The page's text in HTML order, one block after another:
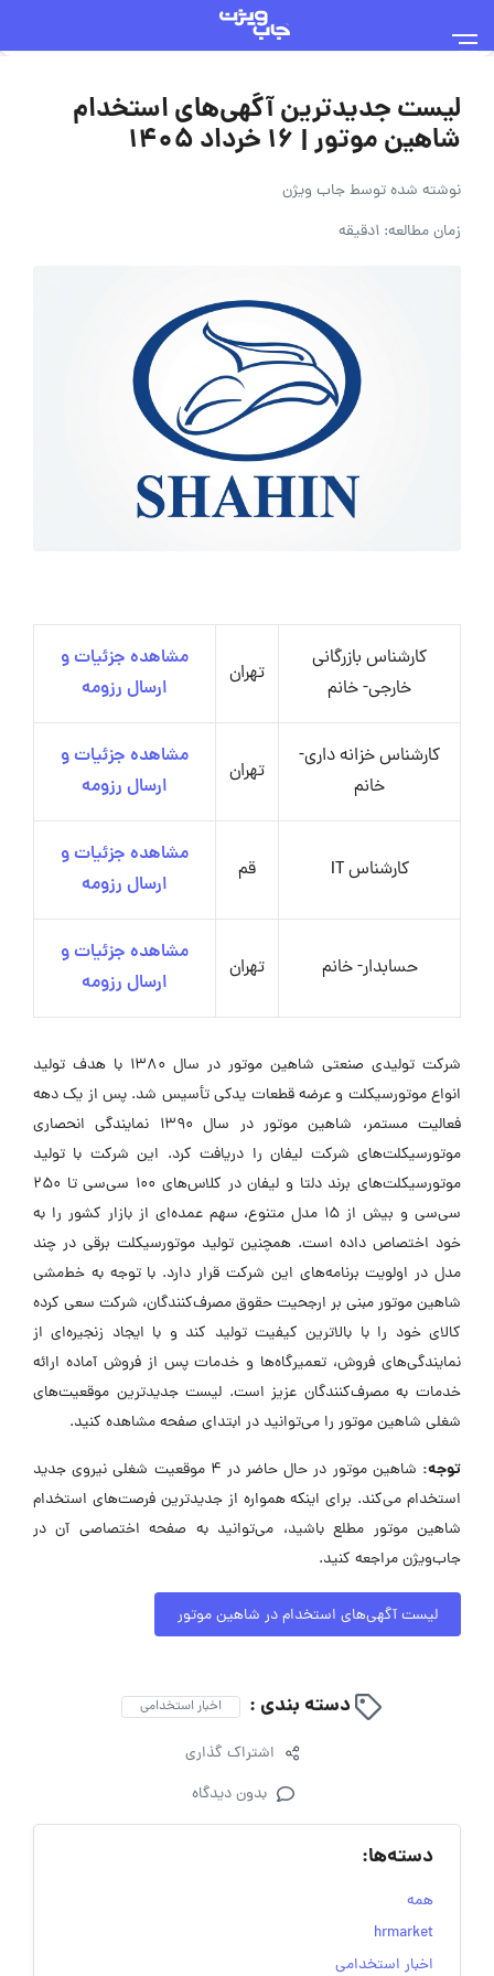
لیست جدیدترین آگهی‌های استخدام
شاهین موتور | ۱۶ خرداد ۱۴۰۵
نوشته شده توسطجاب ویژن
زمان مطالعه: 1دقیقه
کارشناس بازرگانی
خارجی- خانم
تهران
مشاهده جزئیات و
ارسال رزومه
کارشناس خزانه داری-
خانم
تهران
مشاهده جزئیات و
ارسال رزومه
کارشناس IT قم
مشاهده جزئیات و
ارسال رزومه
حسابدار- خانم تهران
مشاهده جزئیات و
ارسال رزومه
شرکت تولیدی صنعتی شاهین موتور در سال ۱۳۸۰ با هدف تولید
انواع موتورسیکلت و عرضه قطعات یدکی تأسیس شد. پس از یک دهه
فعالیت مستمر، شاهین موتور در سال ۱۳۹۰ نمایندگی انحصاری
موتورسیکلت‌های شرکت لیفان را دریافت کرد. این شرکت با تولید
موتورسیکلت‌های برند دلتا و لیفان در کلاس‌های ۱۰۰ سی‌سی تا ۲۵۰
سی‌سی و بیش از ۱۵ مدل متنوع، سهم عمده‌ای از بازار کشور را به
خود اختصاص داده است. همچنین تولید موتورسیکلت برقی در چند
مدل در اولویت برنامه‌های این شرکت قرار دارد. با توجه به خط‌مشی
شاهین موتور مبنی بر ارجحیت حقوق مصرف‌کنندگان، شرکت سعی کرده
کالای خود را با بالاترین کیفیت تولید کند و با ایجاد زنجیره‌ای از
نمایندگی‌های فروش، تعمیرگاه‌ها و خدمات پس از فروش آماده ارائه
خدمات به مصرف‌کنندگان عزیز است. لیست جدیدترین موقعیت‌های
شغلی شاهین موتور را می‌توانید در ابتدای صفحه مشاهده کنید.
توجه:
شاهین موتور در حال حاضر در ۴ موقعیت شغلی نیروی جدید
استخدام می‌کند. برای اینکه همواره از جدیدترین فرصت‌های استخدام
شاهین موتور مطلع باشید، می‌توانید به صفحه اختصاصی آن در
جاب‌ویژن مراجعه کنید.
لیست آگهی‌های استخدام در شاهین موتور
دسته بندی : اخبار استخدامی
اشتراک گذاری
بدون دیدگاه
دسته‌ها:
همه
hrmarket
اخبار استخدامی